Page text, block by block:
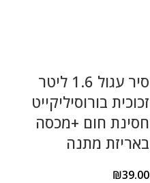
סיר עגול 1.6 ליטר
זכוכית בורוסיליקייט
חסינת חום +מכסה
באריזת מתנה
₪39.00